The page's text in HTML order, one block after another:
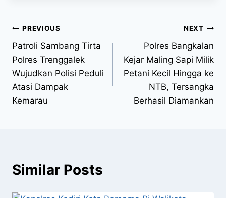
PREVIOUS
Patroli Sambang Tirta
Polres Trenggalek
Wujudkan Polisi Peduli
Atasi Dampak
Kemarau
NEXT
Polres Bangkalan
Kejar Maling Sapi Milik
Petani Kecil Hingga ke
NTB, Tersangka
Berhasil Diamankan
Similar Posts